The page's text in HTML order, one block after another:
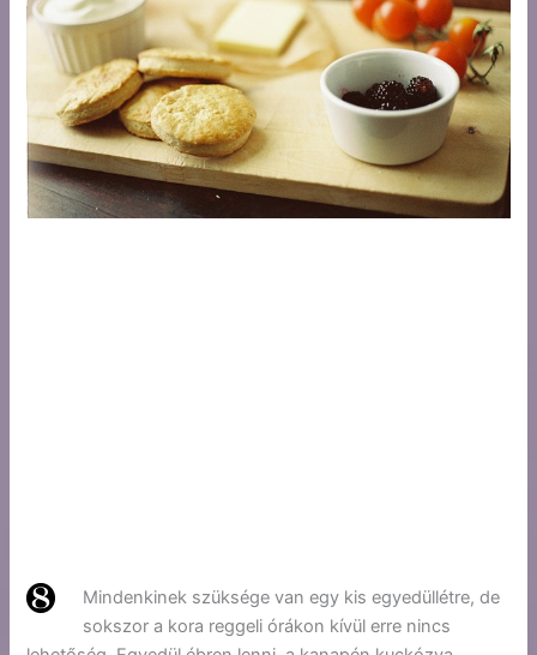
Mindenkinek szüksége van egy kis egyedüllétre, de
sokszor a kora reggeli órákon kívül erre nincs